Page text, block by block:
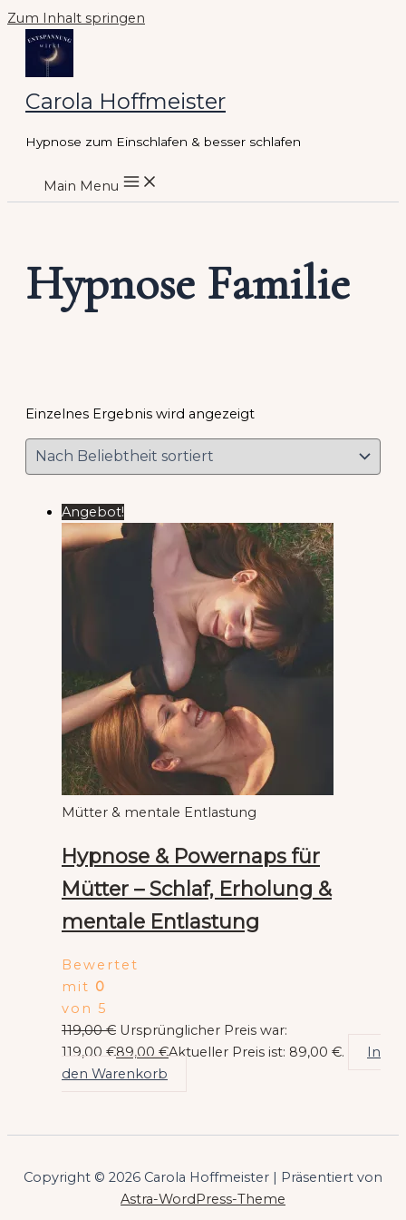
Zum Inhalt springen
Carola Hoffmeister
Hypnose zum Einschlafen & besser schlafen
Main Menu
Hypnose Familie
Einzelnes Ergebnis wird angezeigt
Angebot!
Mütter & mentale Entlastung
Hypnose & Powernaps für
Mütter – Schlaf, Erholung &
mentale Entlastung
Bewertet
mit 0
von 5
119,00€ Ursprünglicher Preis war:
119,00 €89,00 €Aktueller Preis ist: 89,00 €.
In
den Warenkorb
Copyright © 2026 Carola Hoffmeister | Präsentiert von
Astra-WordPress-Theme